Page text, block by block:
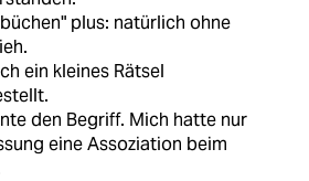
plus: natürlich ohne
ein kleines Rätsel
den Begriff. Mich hatte nur
eine Assoziation beim